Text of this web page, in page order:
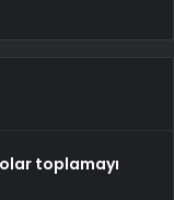
toplamayı